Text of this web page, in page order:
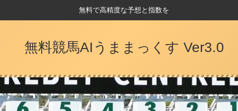
無料で高精度な予想と指数を
無料競馬AIうままっくす Ver3.0